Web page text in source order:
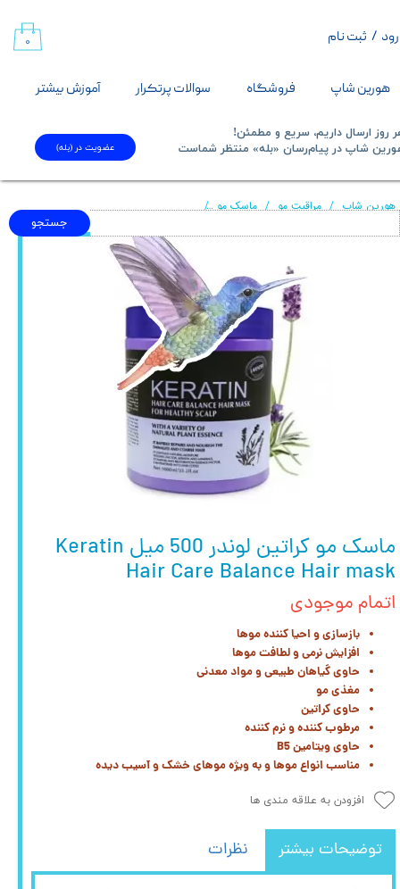
هورین شاپ فروشگاه سوالات پرتکرار آموزش بیشتر
/ ثبت نام
حساب کاربری من
تغییر گذر واژه
خروج از حساب کاربری
۰
جستجو
روز ارسال داریم، سریع و مطمئن!
شاپ در پیام‌رسان «بله» منتظر شماست​​​​​​​
عضویت در (بله)
هورین شاپ مراقبت مو ماسک مو ماسک مو کراتین لوندر 500 میل Keratin Hair Care Balance Hair mask
ماسک مو کراتین لوندر 500 میل Keratin
Hair Care Balance Hair mask
اتمام موجودی
بازسازی و احیا کننده موها
افزایش نرمی و لطافت موها
حاوی گیاهان طبیعی و مواد معدنی
مغذی مو
حاوی کراتین
مرطوب کننده و نرم کننده
حاوی ویتامین B5
مناسب انواع موها و به ویژه موهای خشک و آسیب دیده
افزودن به علاقه مندی ها
توضیحات بیشتر نظرات